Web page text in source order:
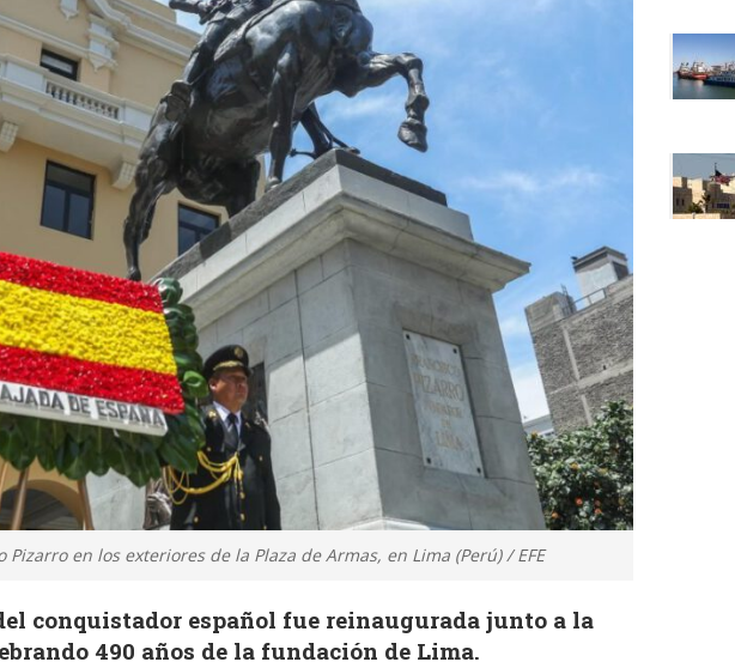
en los exteriores de la Plaza de Armas, en Lima (Perú) / EFE
conquistador español fue reinaugurada junto a la
490 años de la fundación de Lima.